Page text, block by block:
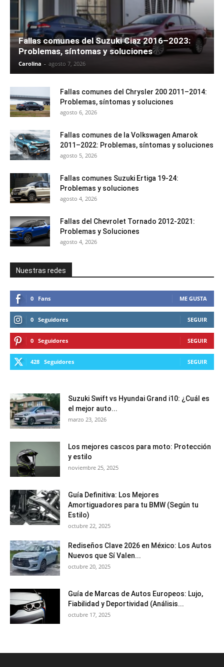
Fallas comunes del Suzuki Ciaz 2016–2023:
Problemas, síntomas y soluciones
Carolina - agosto 7, 2026
Fallas comunes del Chrysler 200 2011–2014:
Problemas, síntomas y soluciones
agosto 6, 2026
Fallas comunes de la Volkswagen Amarok
2011–2022: Problemas, síntomas y soluciones
agosto 5, 2026
Fallas comunes Suzuki Ertiga 19-24:
Problemas y soluciones
agosto 4, 2026
Fallas del Chevrolet Tornado 2012-2021:
Problemas y Soluciones
agosto 4, 2026
Nuestras redes
0 Fans ME GUSTA
0 Seguidores SEGUIR
0 Seguidores SEGUIR
428 Seguidores SEGUIR
Suzuki Swift vs Hyundai Grand i10: ¿Cuál es
el mejor auto...
marzo 23, 2026
Los mejores cascos para moto: Protección
y estilo
noviembre 25, 2025
Guía Definitiva: Los Mejores
Amortiguadores para tu BMW (Según tu
Estilo)
octubre 22, 2025
Rediseños Clave 2026 en México: Los Autos
Nuevos que Sí Valen...
octubre 20, 2025
Guía de Marcas de Autos Europeos: Lujo,
Fiabilidad y Deportividad (Análisis...
octubre 17, 2025